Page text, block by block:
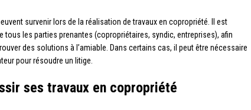
survenir lors de la réalisation de travaux en copropriété. Il est
tous les parties prenantes (copropriétaires, syndic, entreprises), afin
des solutions à l’amiable. Dans certains cas, il peut être nécessaire
pour résoudre un litige.
ses travaux en copropriété